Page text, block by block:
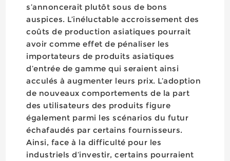
s’annoncerait plutôt sous de bons
auspices. L’inéluctable accroissement des
coûts de production asiatiques pourrait
avoir comme effet de pénaliser les
importateurs de produits asiatiques
d’entrée de gamme qui seraient ainsi
acculés à augmenter leurs prix. L’adoption
de nouveaux comportements de la part
des utilisateurs des produits figure
également parmi les scénarios du futur
échafaudés par certains fournisseurs.
Ainsi, face à la difficulté pour les
industriels d’investir, certains pourraient